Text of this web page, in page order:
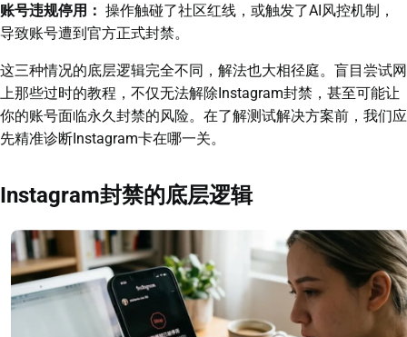
账号违规停用： 操作触碰了社区红线，或触发了AI风控机制，
导致账号遭到官方正式封禁。
这三种情况的底层逻辑完全不同，解法也大相径庭。盲目尝试网
上那些过时的教程，不仅无法解除Instagram封禁，甚至可能让
你的账号面临永久封禁的风险。在了解测试解决方案前，我们应
先精准诊断Instagram卡在哪一关。
Instagram封禁的底层逻辑